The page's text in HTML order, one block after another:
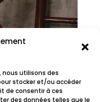
nous utilisons des
stocker et/ou accéder
de consentir à ces
des données telles que le